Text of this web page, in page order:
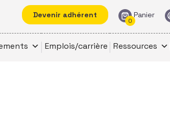
Devenir adhérent Panier
0
Emplois/carrière Ressources